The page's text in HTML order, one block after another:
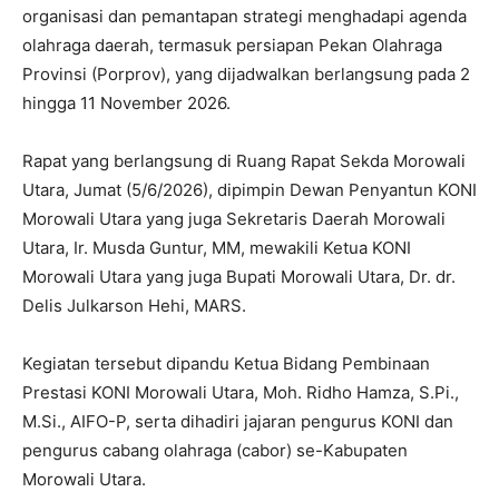
organisasi dan pemantapan strategi menghadapi agenda
olahraga daerah, termasuk persiapan Pekan Olahraga
Provinsi (Porprov), yang dijadwalkan berlangsung pada 2
hingga 11 November 2026.
Rapat yang berlangsung di Ruang Rapat Sekda Morowali
Utara, Jumat (5/6/2026), dipimpin Dewan Penyantun KONI
Morowali Utara yang juga Sekretaris Daerah Morowali
Utara, Ir. Musda Guntur, MM, mewakili Ketua KONI
Morowali Utara yang juga Bupati Morowali Utara, Dr. dr.
Delis Julkarson Hehi, MARS.
Kegiatan tersebut dipandu Ketua Bidang Pembinaan
Prestasi KONI Morowali Utara, Moh. Ridho Hamza, S.Pi.,
M.Si., AIFO-P, serta dihadiri jajaran pengurus KONI dan
pengurus cabang olahraga (cabor) se-Kabupaten
Morowali Utara.